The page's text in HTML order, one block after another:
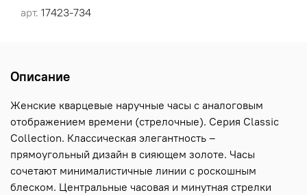
арт. 17423-734
Описание
Женские кварцевые наручные часы с аналоговым
отображением времени (стрелочные). Серия Classic
Collection. Классическая элегантность –
прямоугольный дизайн в сияющем золоте. Часы
сочетают минималистичные линии с роскошным
блеском. Центральные часовая и минутная стрелки